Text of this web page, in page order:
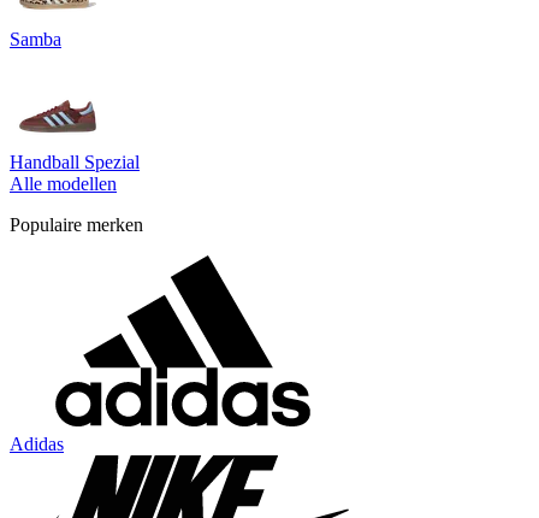
Samba
Handball Spezial
Alle modellen
Populaire merken
Adidas